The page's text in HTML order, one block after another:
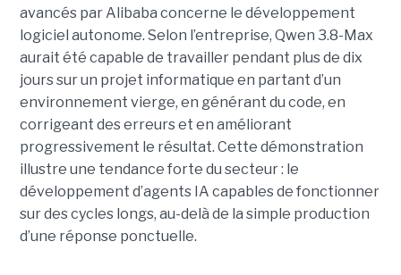
avancés par Alibaba concerne le développement
logiciel autonome. Selon l’entreprise, Qwen 3.8-Max
aurait été capable de travailler pendant plus de dix
jours sur un projet informatique en partant d’un
environnement vierge, en générant du code, en
corrigeant des erreurs et en améliorant
progressivement le résultat. Cette démonstration
illustre une tendance forte du secteur : le
développement d’agents IA capables de fonctionner
sur des cycles longs, au-delà de la simple production
d’une réponse ponctuelle.